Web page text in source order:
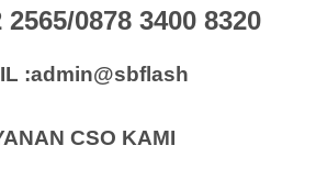
2565/0878 3400 8320
:admin@sbflash
CSO KAMI